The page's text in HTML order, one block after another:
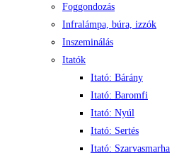
Foggondozás
Infralámpa, búra, izzók
Inszeminálás
Itatók
Itató: Bárány
Itató: Baromfi
Itató: Nyúl
Itató: Sertés
Itató: Szarvasmarha